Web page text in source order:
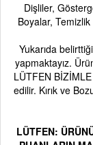
Dişliler,
Boyalar,
Yukarıda
yapmaktayız.
LÜTFEN
edilir. Kırık ve
LÜTFEN: